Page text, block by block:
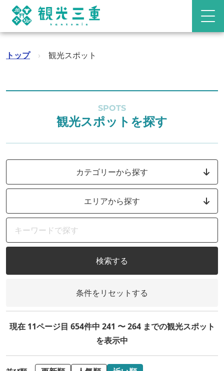
トップ › 観光スポット
SPOTS
観光スポットを探す
カテゴリーから探す
エリアから探す
検索する
条件をリセットする
現在 11ページ目 654件中 241 〜 264 までの観光スポット
を表示中